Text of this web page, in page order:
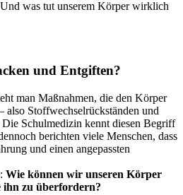
was tut unserem Körper wirklich
und Entgiften?
man Maßnahmen, die den Körper
also Stoffwechselrückständen und
Schulmedizin kennt diesen Begriff
berichten viele Menschen, dass
und einen angepassten
Wie können wir unseren Körper
ihn zu überfordern?